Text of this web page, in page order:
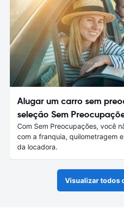
Alugar um carro sem
seleção Sem
Com Sem Preocupações, você
com a franquia, quilometragem
da locadora.
Visualizar todos